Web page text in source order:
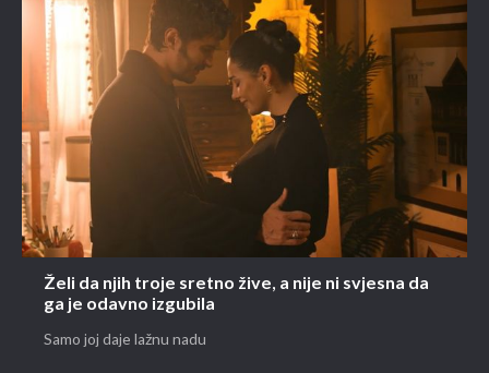
Želi da njih troje sretno žive, a nije ni svjesna da
ga je odavno izgubila
Samo joj daje lažnu nadu